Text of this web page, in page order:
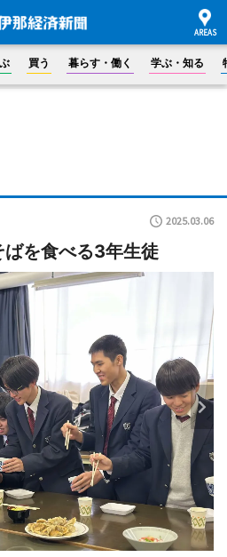
買う 暮らす・働く 学ぶ・知る
2025.03.06
を食べる3年生徒